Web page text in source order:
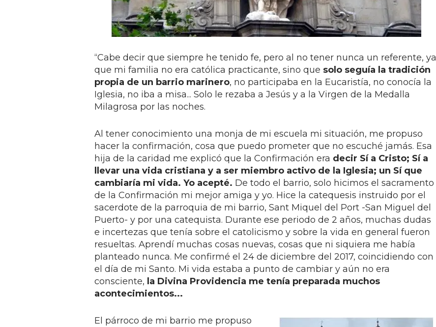
“Cabe decir que siempre he tenido fe, pero al no tener nunca un referente, ya
que mi familia no era católica practicante, sino que solo seguía la tradición
propia de un barrio marinero, no participaba en la Eucaristía, no conocía la
Iglesia, no iba a misa... Solo le rezaba a Jesús y a la Virgen de la Medalla
Milagrosa por las noches.
Al tener conocimiento una monja de mi escuela mi situación, me propuso
hacer la confirmación, cosa que puedo prometer que no escuché jamás. Esa
hija de la caridad me explicó que la Confirmación era decir Sí a Cristo; Sí a
llevar una vida cristiana y a ser miembro activo de la Iglesia; un Sí que
cambiaría mi vida. Yo acepté. De todo el barrio, solo hicimos el sacramento
de la Confirmación mi mejor amiga y yo. Hice la catequesis instruido por el
sacerdote de la parroquia de mi barrio, Sant Miquel del Port -San Miguel del
Puerto- y por una catequista. Durante ese periodo de 2 años, muchas dudas
e incertezas que tenía sobre el catolicismo y sobre la vida en general fueron
resueltas. Aprendí muchas cosas nuevas, cosas que ni siquiera me había
planteado nunca. Me confirmé el 24 de diciembre del 2017, coincidiendo con
el día de mi Santo. Mi vida estaba a punto de cambiar y aún no era
consciente, la Divina Providencia me tenía preparada muchos
acontecimientos...
El párroco de mi barrio me propuso